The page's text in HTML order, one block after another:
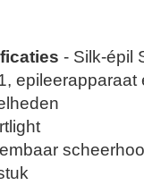
- Silk-épil
epileerapparaat